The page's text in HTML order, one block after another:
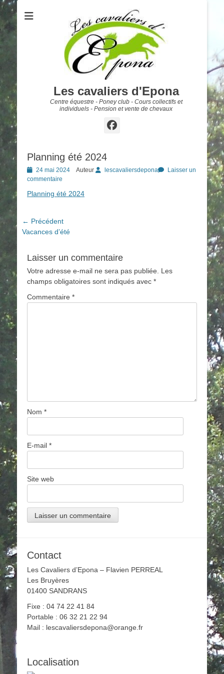
Les cavaliers d'Epona
Centre équestre - Poney club - Cours collectifs et
individuels - Pension et vente de chevaux
Facebook
Planning été 2024
Posted
on
24 mai 2024 Auteur lescavaliersdepona
Laisser un
commentaire
Planning été 2024
Navigation
de
← Précédent
Article
Vacances d’été
Laisser un commentaire
Votre adresse e-mail ne sera pas publiée.
Les
champs obligatoires sont indiqués avec *
Commentaire *
Nom *
E-mail *
Site web
Contact
Les Cavaliers d’Epona – Flavien PERREAL
Les Bruyères
01400 SANDRANS
Fixe : 04 74 22 41 84
Portable : 06 32 21 22 94
Mail : lescavaliersdepona@orange.fr
Localisation